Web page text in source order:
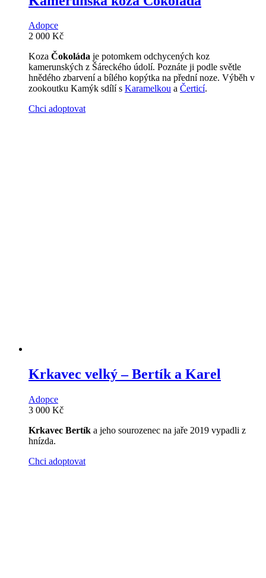
Adopce
2 000 Kč
Koza Čokoláda je potomkem odchycených koz
kamerunských z Šáreckého údolí. Poznáte ji podle světle
hnědého zbarvení a bílého kopýtka na přední noze. Výběh v
zookoutku Kamýk sdílí s Karamelkou a Čerticí.
Chci adoptovat
Krkavec velký – Bertík a Karel
Adopce
3 000 Kč
Krkavec Bertík a jeho sourozenec na jaře 2019 vypadli z
hnízda.
Chci adoptovat